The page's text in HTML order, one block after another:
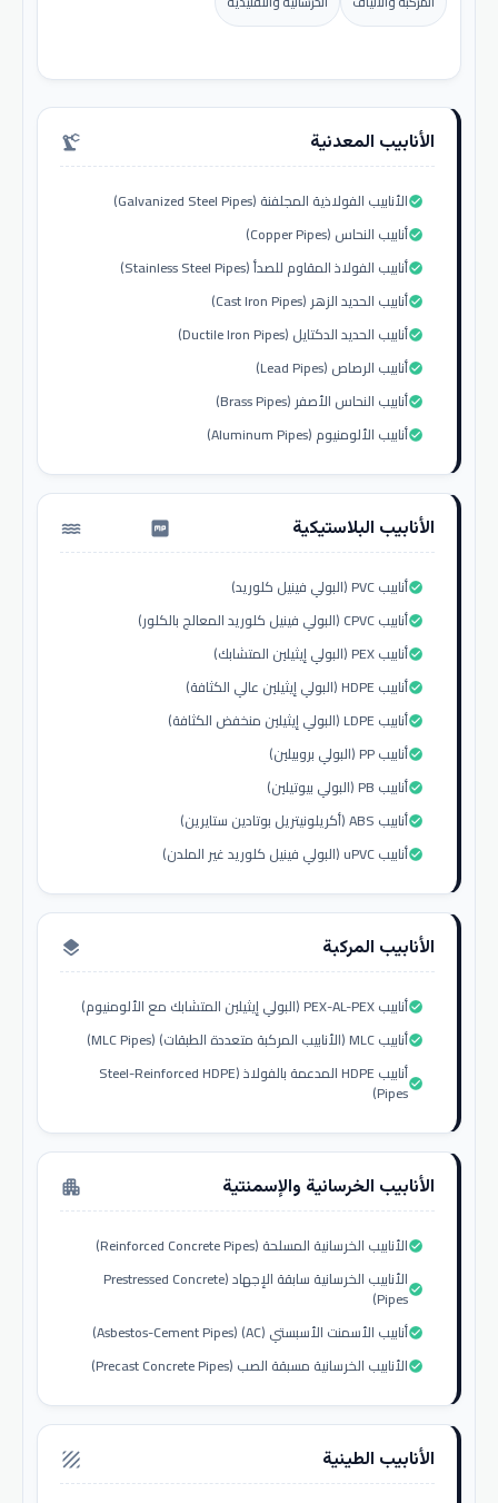
الأنابيب المعدنية precision_manufacturing
الأنابيب الفولاذية المجلفنة (Galvanized Steel Pipes)check_circle
أنابيب النحاس (Copper Pipes)check_circle
أنابيب الفولاذ المقاوم للصدأ (Stainless Steel Pipes)check_circle
أنابيب الحديد الزهر (Cast Iron Pipes)check_circle
أنابيب الحديد الدكتايل (Ductile Iron Pipes)check_circle
أنابيب الرصاص (Lead Pipes)check_circle
أنابيب النحاس الأصفر (Brass Pipes)check_circle
أنابيب الألومنيوم (Aluminum Pipes)check_circle
الأنابيب البلاستيكية water_pump
أنابيب PVC (البولي فينيل كلوريد)check_circle
أنابيب CPVC (البولي فينيل كلوريد المعالج بالكلور)check_circle
أنابيب PEX (البولي إيثيلين المتشابك)check_circle
أنابيب HDPE (البولي إيثيلين عالي الكثافة)check_circle
أنابيب LDPE (البولي إيثيلين منخفض الكثافة)check_circle
أنابيب PP (البولي بروبيلين)check_circle
أنابيب PB (البولي بيوتيلين)check_circle
أنابيب ABS (أكريلونيتريل بوتادين ستايرين)check_circle
أنابيب uPVC (البولي فينيل كلوريد غير الملدن)check_circle
الأنابيب المركبة layers
أنابيب PEX-AL-PEX (البولي إيثيلين المتشابك مع الألومنيوم)check_circle
أنابيب MLC (الأنابيب المركبة متعددة الطبقات) (MLC Pipes)check_circle
أنابيب HDPE المدعمة بالفولاذ (Steel-Reinforced HDPE
Pipes)check_circle
الأنابيب الخرسانية والإسمنتية apartment
الأنابيب الخرسانية المسلحة (Reinforced Concrete Pipes)check_circle
الأنابيب الخرسانية سابقة الإجهاد (Prestressed Concrete
Pipes)check_circle
أنابيب الأسمنت الأسبستي (AC) (Asbestos-Cement Pipes)check_circle
الأنابيب الخرسانية مسبقة الصب (Precast Concrete Pipes)check_circle
الأنابيب الطينية texture